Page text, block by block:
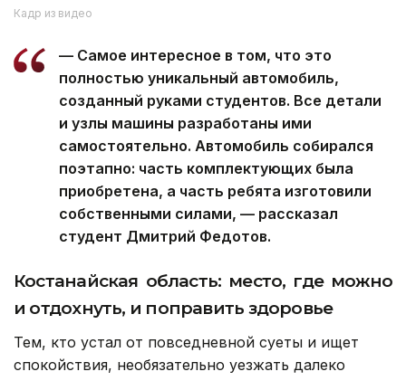
Кадр из видео
— Самое интересное в том, что это
полностью уникальный автомобиль,
созданный руками студентов. Все детали
и узлы машины разработаны ими
самостоятельно. Автомобиль собирался
поэтапно: часть комплектующих была
приобретена, а часть ребята изготовили
собственными силами, — рассказал
студент Дмитрий Федотов.
Костанайская область: место, где можно
и отдохнуть, и поправить здоровье
Тем, кто устал от повседневной суеты и ищет
спокойствия, необязательно уезжать далеко